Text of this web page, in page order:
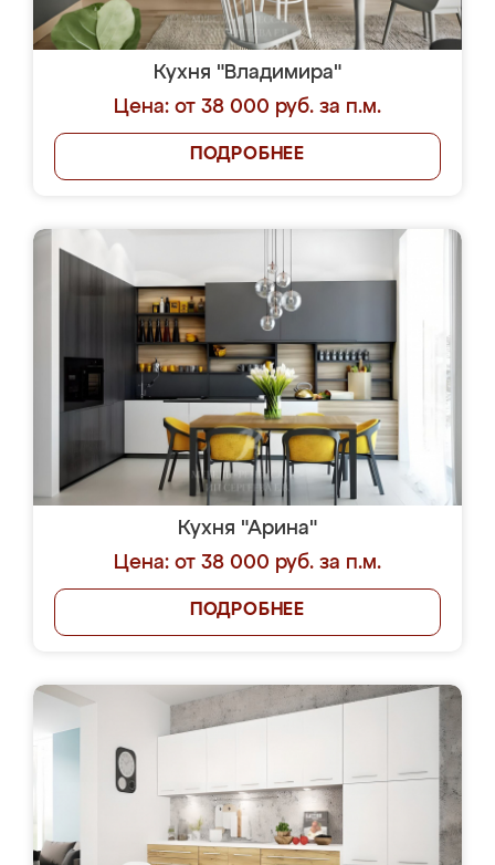
Кухня "Владимира"
Цена: от 38 000 руб. за п.м.
ПОДРОБНЕЕ
Кухня "Арина"
Цена: от 38 000 руб. за п.м.
ПОДРОБНЕЕ